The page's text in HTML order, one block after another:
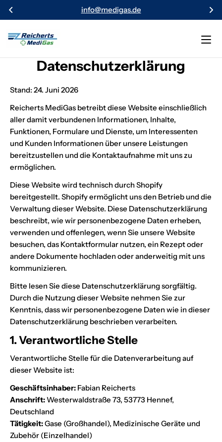
Skip
info@medigas.de
Datenschutzerklärung
Stand: 24. Juni 2026
Reicherts MediGas betreibt diese Website einschließlich
aller damit verbundenen Informationen, Inhalte,
Funktionen, Formulare und Dienste, um Interessenten
und Kunden Informationen über unsere Leistungen
bereitzustellen und die Kontaktaufnahme mit uns zu
ermöglichen.
Diese Website wird technisch durch Shopify
bereitgestellt. Shopify ermöglicht uns den Betrieb und die
Verwaltung dieser Website. Diese Datenschutzerklärung
beschreibt, wie wir personenbezogene Daten erheben,
verwenden und offenlegen, wenn Sie unsere Website
besuchen, das Kontaktformular nutzen, ein Rezept oder
andere Dokumente hochladen oder anderweitig mit uns
kommunizieren.
Bitte lesen Sie diese Datenschutzerklärung sorgfältig.
Durch die Nutzung dieser Website nehmen Sie zur
Kenntnis, dass wir personenbezogene Daten wie in dieser
Datenschutzerklärung beschrieben verarbeiten.
1. Verantwortliche Stelle
Verantwortliche Stelle für die Datenverarbeitung auf
dieser Website ist:
Geschäftsinhaber: Fabian Reicherts
Anschrift:Westerwaldstraße 73, 53773 Hennef,
Deutschland
Tätigkeit:Gase (Großhandel), Medizinische Geräte und
Zubehör (Einzelhandel)